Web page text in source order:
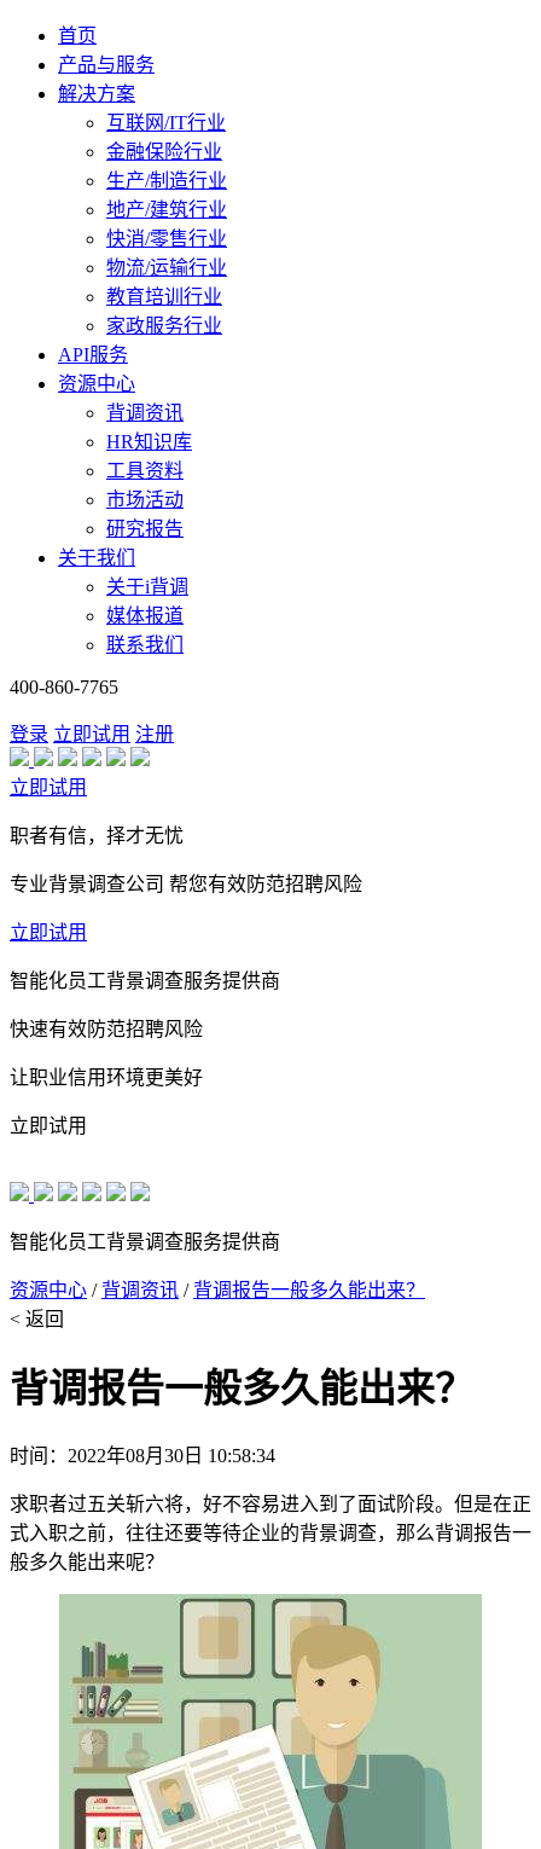
首页
产品与服务
解决方案
互联网/IT行业
金融保险行业
生产/制造行业
地产/建筑行业
快消/零售行业
物流/运输行业
教育培训行业
家政服务行业
API服务
资源中心
背调资讯
HR知识库
工具资料
市场活动
研究报告
关于我们
关于i背调
媒体报道
联系我们
400-860-7765
登录 立即试用 注册
立即试用
职者有信，择才无忧
专业背景调查公司 帮您有效防范招聘风险
立即试用
智能化员工背景调查服务提供商
快速有效防范招聘风险
让职业信用环境更美好
立即试用
智能化员工背景调查服务提供商
资源中心 / 背调资讯 / 背调报告一般多久能出来？
< 返回
背调报告一般多久能出来？
时间：2022年08月30日 10:58:34
求职者过五关斩六将，好不容易进入到了面试阶段。但是在正
式入职之前，往往还要等待企业的背景调查，那么背调报告一
般多久能出来呢？